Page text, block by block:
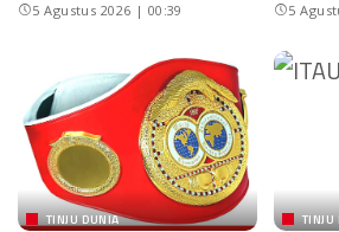
5 Agustus 2026 | 00:39 5
TINJU DUNIA